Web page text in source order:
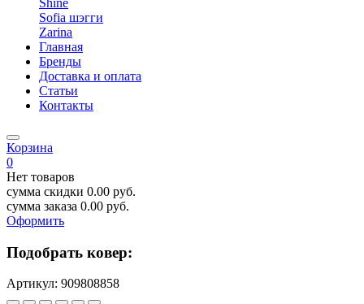
Shine
Sofia шэгги
Zarina
Главная
Бренды
Доставка и оплата
Статьи
Контакты
Корзина
0
Нет товаров
сумма скидки 0.00 руб.
сумма заказа 0.00 руб.
Оформить
Подобрать ковер:
Артикул: 909808858